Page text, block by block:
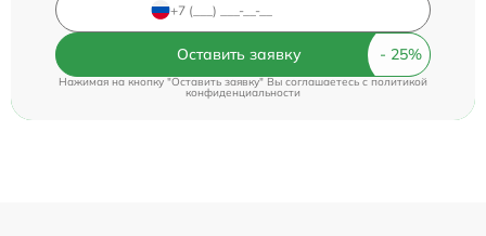
Оставить заявку
Нажимая на кнопку "Оставить заявку" Вы соглашаетесь c политикой
конфиденциальности